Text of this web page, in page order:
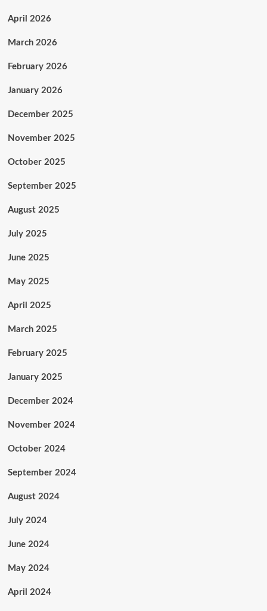
April 2026
March 2026
February 2026
January 2026
December 2025
November 2025
October 2025
September 2025
August 2025
July 2025
June 2025
May 2025
April 2025
March 2025
February 2025
January 2025
December 2024
November 2024
October 2024
September 2024
August 2024
July 2024
June 2024
May 2024
April 2024